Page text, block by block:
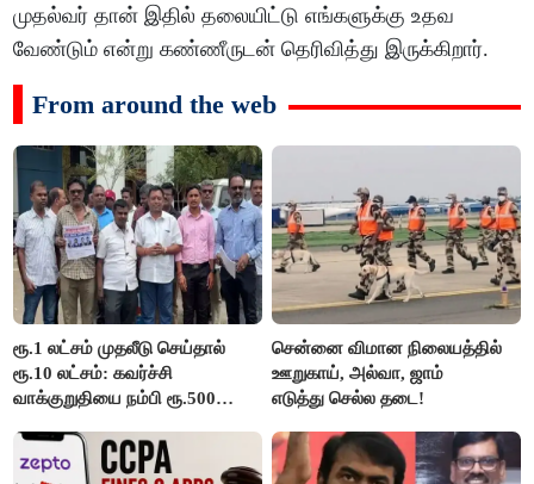
முதல்வர் தான் இதில் தலையிட்டு எங்களுக்கு உதவ
வேண்டும் என்று கண்ணீருடன் தெரிவித்து இருக்கிறார்.
From around the web
ரூ.1 லட்சம் முதலீடு செய்தால்
ரூ.10 லட்சம்: கவர்ச்சி
வாக்குறுதியை நம்பி ரூ.500
மக்கள்!
சென்னை விமான நிலையத்தில்
ஊறுகாய், அல்வா, ஜாம்
எடுத்து செல்ல தடை!